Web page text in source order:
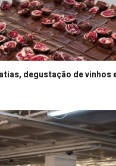
degustação de vinhos